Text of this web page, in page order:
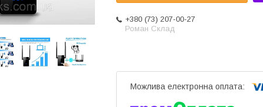
+380 (73) 207-00-27
Роман Склад